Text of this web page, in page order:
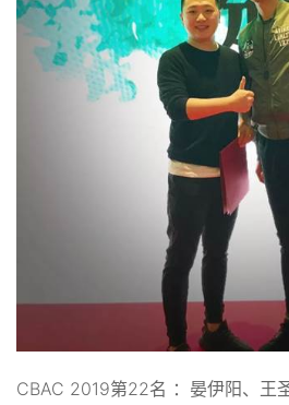
CBAC 2019第22名 ：晏伊阳、王